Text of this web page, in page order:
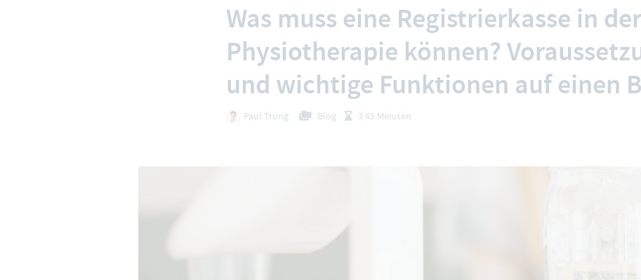
Was muss eine Registrierkasse in der
Physiotherapie können?
und wichtige Funktionen auf einen
Paul Trung Blog 3:45 Minuten